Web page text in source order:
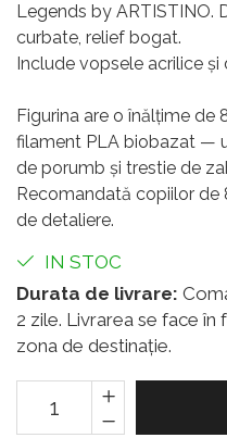
Legends by ARTISTINO.
curbate, relief bogat.
Include vopsele acrilice și
Figurina are o înălțime
filament PLA biobazat —
de porumb și trestie de
Recomandată copiilor de
de detaliere.
IN STOC
Durata de livrare:
2 zile. Livrarea se face în
zona de destinație.